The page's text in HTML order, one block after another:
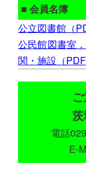
■ 会員名簿
公立図書館（
公民館図書室
関・施設（PDF
電話
E-